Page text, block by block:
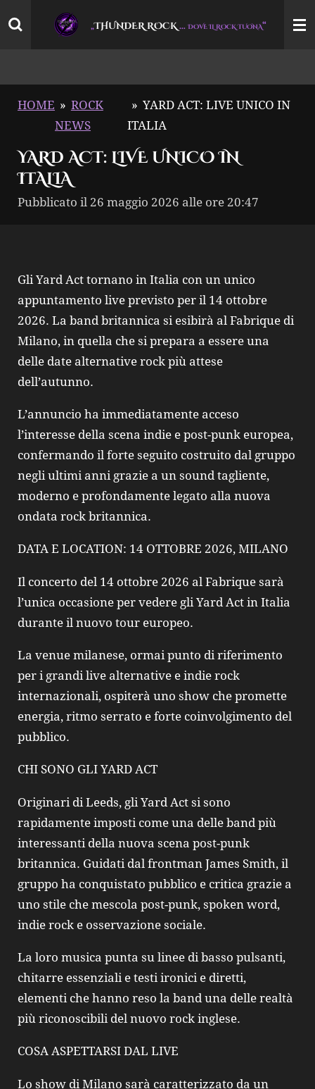
Vai
„THUNDER ROCK…DOVE IL ROCK TUONA“
HOME » ROCK
NEWS
» YARD ACT: LIVE UNICO IN
ITALIA
YARD ACT: LIVE UNICO IN
ITALIA
Pubblicato il 26 maggio 2026 alle ore 20:47
Gli Yard Act tornano in Italia con un unico
appuntamento live previsto per il 14 ottobre
2026. La band britannica si esibirà al Fabrique di
Milano, in quella che si prepara a essere una
delle date alternative rock più attese
dell’autunno.
L’annuncio ha immediatamente acceso
l’interesse della scena indie e post-punk europea,
confermando il forte seguito costruito dal gruppo
negli ultimi anni grazie a un sound tagliente,
moderno e profondamente legato alla nuova
ondata rock britannica.
DATA E LOCATION: 14 OTTOBRE 2026, MILANO
Il concerto del 14 ottobre 2026 al Fabrique sarà
l’unica occasione per vedere gli Yard Act in Italia
durante il nuovo tour europeo.
La venue milanese, ormai punto di riferimento
per i grandi live alternative e indie rock
internazionali, ospiterà uno show che promette
energia, ritmo serrato e forte coinvolgimento del
pubblico.
CHI SONO GLI YARD ACT
Originari di Leeds, gli Yard Act si sono
rapidamente imposti come una delle band più
interessanti della nuova scena post-punk
britannica. Guidati dal frontman James Smith, il
gruppo ha conquistato pubblico e critica grazie a
uno stile che mescola post-punk, spoken word,
indie rock e osservazione sociale.
La loro musica punta su linee di basso pulsanti,
chitarre essenziali e testi ironici e diretti,
elementi che hanno reso la band una delle realtà
più riconoscibili del nuovo rock inglese.
COSA ASPETTARSI DAL LIVE
Lo show di Milano sarà caratterizzato da un